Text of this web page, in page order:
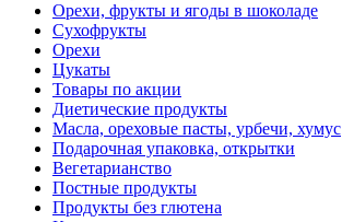
Орехи, фрукты и ягоды в шоколаде
Сухофрукты
Орехи
Цукаты
Товары по акции
Диетические продукты
Масла, ореховые пасты, урбечи, хумус
Подарочная упаковка, открытки
Вегетарианство
Постные продукты
Продукты без глютена